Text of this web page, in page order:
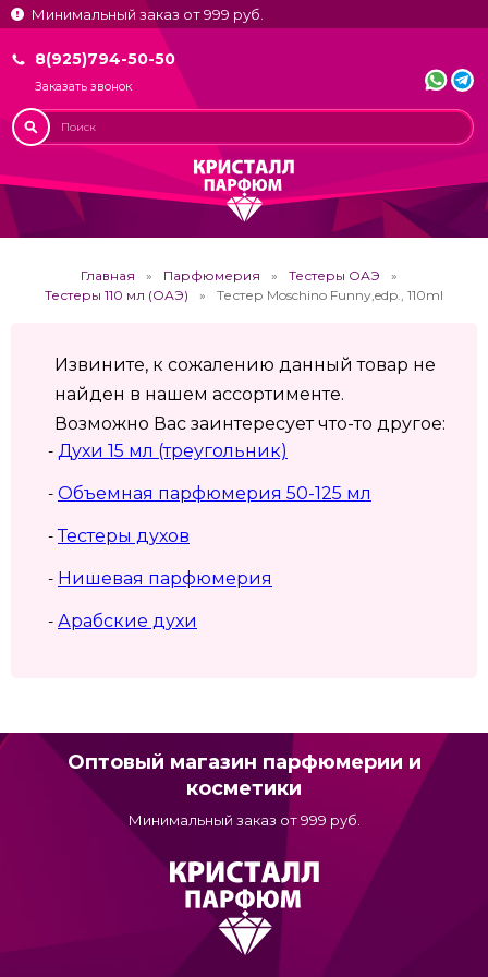
Минимальный заказ от 999 руб.
8(925)794-50-50
Заказать звонок
Главная Парфюмерия
Тестеры ОАЭ
Тестеры 110 мл (ОАЭ)
Тестер Moschino Funny,edp., 110ml
Извините, к сожалению данный товар не
найден в нашем ассортименте.
Возможно Вас заинтересует что-то другое:
- Духи 15 мл (треугольник)
- Объемная парфюмерия 50-125 мл
-Тестеры духов
- Нишевая парфюмерия
- Арабские духи
Оптовый магазин парфюмерии и
косметики
Минимальный заказ от 999 руб.